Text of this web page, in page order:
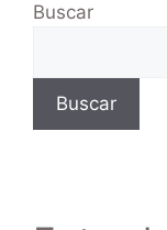
Buscar
Buscar